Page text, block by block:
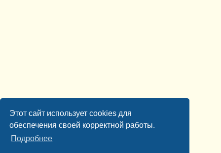
Этот сайт использует cookies для
обеспечения своей корректной работы.
Подробнее